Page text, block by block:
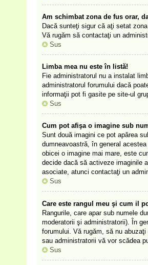
Am schimbat zona de fus orar,
Dacă sunteţi sigur că aţi setat
Vă rugăm să contactaţi un
Sus
Limba mea nu este în listă!
Fie administratorul nu a instalat
administratorul forumului dacă
informaţii pot fi gasite pe site-ul
Sus
Cum pot afişa o imagine sub
Sunt două imagini ce pot apărea
dumneavoastră, în general
obicei o imagine mai mare, este
decide dacă să activeze imaginile
asociate, atunci contactaţi un
Sus
Care este rangul meu şi cum il
Rangurile, care apar sub numele
moderatorii şi administratorii). În
forumului. Vă rugăm, să nu
sau administratorii vă vor scădea
Sus